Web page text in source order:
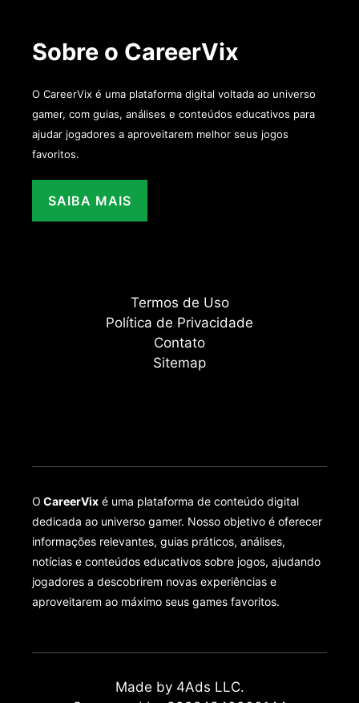
Sobre o CareerVix
O CareerVix é uma plataforma digital voltada ao universo
gamer, com guias, análises e conteúdos educativos para
ajudar jogadores a aproveitarem melhor seus jogos
favoritos.
SAIBA MAIS
Termos de Uso
Política de Privacidade
Contato
Sitemap
O CareerVix é uma plataforma de conteúdo digital
dedicada ao universo gamer. Nosso objetivo é oferecer
informações relevantes, guias práticos, análises,
notícias e conteúdos educativos sobre jogos, ajudando
jogadores a descobrirem novas experiências e
aproveitarem ao máximo seus games favoritos.
Made by 4Ads LLC.